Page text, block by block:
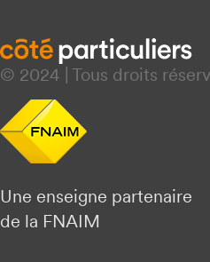
© 2024 | Tous droits
Une enseigne partenaire
de la FNAIM